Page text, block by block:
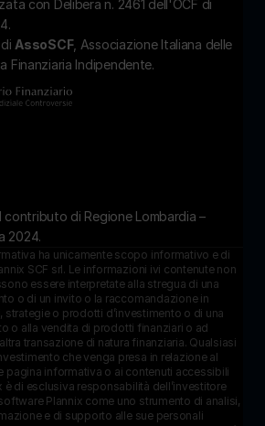
ha unicamente scopo informativo e di
SCF srl. Le informazioni ivi contenute non
essere interpretate alla stregua di una
o di un invito o la raccomandazione in
o prodotti d’investimento o di una
o alla vendita di prodotti finanziari o ad
transazione di natura finanziaria. Qualsiasi
che venga presa in relazione al
pagina informativa o ai contenuti accessibili
è di esclusiva responsabilità dell’investitore
Plannix come uno strumento di analisi,
e di supporto alle sue personali
con Delibera n. 2461 dell'OCF di
AssoSCF, Associazione Italiana delle
Finanziaria Indipendente.
di Regione Lombardia –
2024.